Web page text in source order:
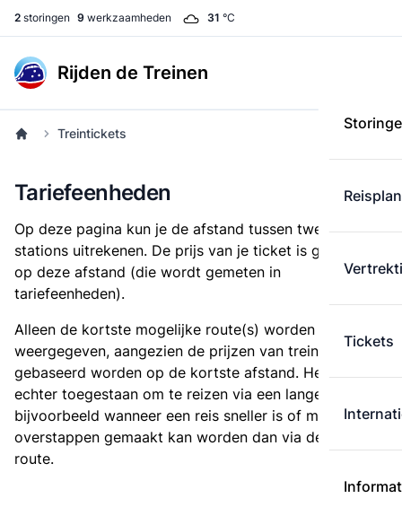
2 storingen 9 werkzaamheden 31 °C
Rijden de Treinen
Tickets
Treintickets
Tariefeenheden
Op deze pagina kun je de afstand tussen twee
stations uitrekenen. De prijs van je ticket is gebaseerd
op deze afstand (die wordt gemeten in
tariefeenheden).
Alleen de kortste mogelijke route(s) worden
weergegeven, aangezien de prijzen van treintickets
gebaseerd worden op de kortste afstand. Het is
echter toegestaan om te reizen via een langere route,
bijvoorbeeld wanneer een reis sneller is of met minder
overstappen gemaakt kan worden dan via de kortste
route.